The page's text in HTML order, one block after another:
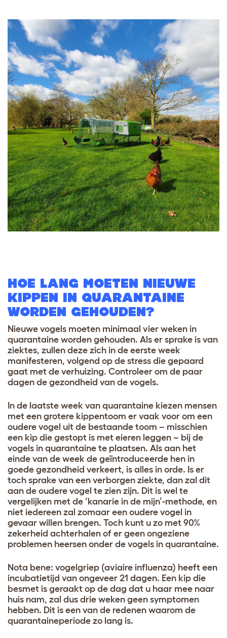
HOE LANG MOETEN NIEUWE
KIPPEN IN QUARANTAINE
WORDEN GEHOUDEN?
Nieuwe vogels moeten minimaal vier weken in
quarantaine worden gehouden. Als er sprake is van
ziektes, zullen deze zich in de eerste week
manifesteren, volgend op de stress die gepaard
gaat met de verhuizing. Controleer om de paar
dagen de gezondheid van de vogels.
In de laatste week van quarantaine kiezen mensen
met een grotere kippentoom er vaak voor om een
oudere vogel uit de bestaande toom – misschien
een kip die gestopt is met eieren leggen – bij de
vogels in quarantaine te plaatsen. Als aan het
einde van de week de geïntroduceerde hen in
goede gezondheid verkeert, is alles in orde. Is er
toch sprake van een verborgen ziekte, dan zal dit
aan de oudere vogel te zien zijn. Dit is wel te
vergelijken met de ‘kanarie in de mijn’-methode, en
niet iedereen zal zomaar een oudere vogel in
gevaar willen brengen. Toch kunt u zo met 90%
zekerheid achterhalen of er geen ongeziene
problemen heersen onder de vogels in quarantaine.
Nota bene: vogelgriep (aviaire influenza) heeft een
incubatietijd van ongeveer 21 dagen. Een kip die
besmet is geraakt op de dag dat u haar mee naar
huis nam, zal dus drie weken geen symptomen
hebben. Dit is een van de redenen waarom de
quarantaineperiode zo lang is.